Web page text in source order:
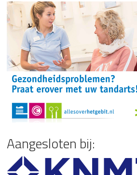
Aangesloten bij: